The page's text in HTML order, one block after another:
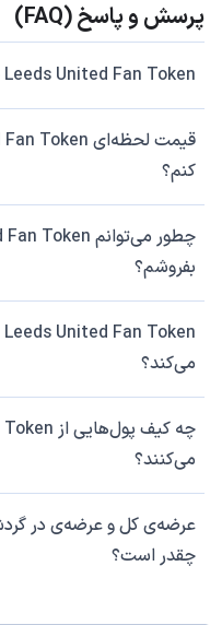
پرسش و پاسخ (FAQ)
Leeds United Fan Token چیست؟
کنم؟
بفروشم؟
می‌کند؟
می‌کنند؟
چقدر است؟